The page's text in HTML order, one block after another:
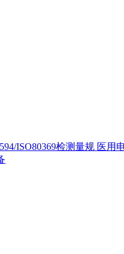
ISO80369检测量规 医用